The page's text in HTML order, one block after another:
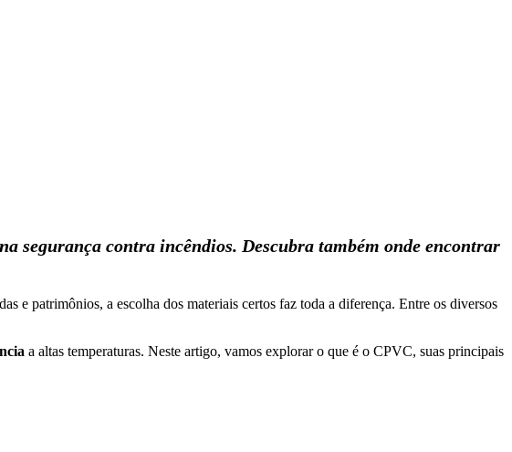
segurança contra incêndios. Descubra também onde encontrar
e patrimônios, a escolha dos materiais certos faz toda a diferença. Entre os diversos
a altas temperaturas. Neste artigo, vamos explorar o que é o CPVC, suas principais